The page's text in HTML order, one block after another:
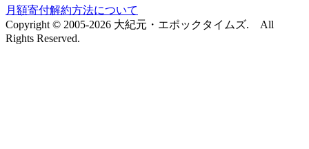
月額寄付解約方法について
Copyright © 2005-2026 大紀元・エポックタイムズ. All
Rights Reserved.